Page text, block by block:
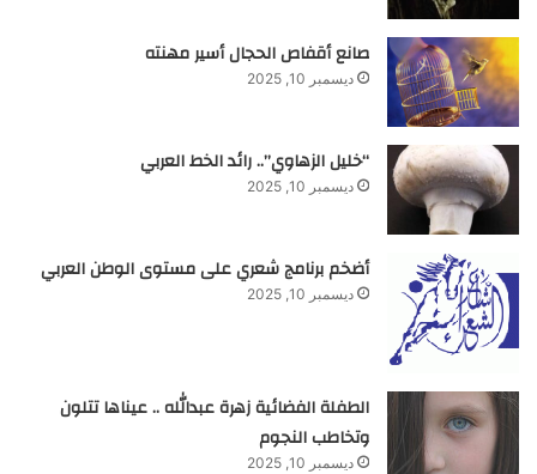
صانع أقفاص الحجال أسير مهنته
ديسمبر 10, 2025
“خليل الزهاوي”.. رائد الخط العربي
ديسمبر 10, 2025
أضخم برنامج شعري على مستوى الوطن العربي
ديسمبر 10, 2025
الطفلة الفضائية زهرة عبدالله .. عيناها تتلون
وتخاطب النجوم
ديسمبر 10, 2025